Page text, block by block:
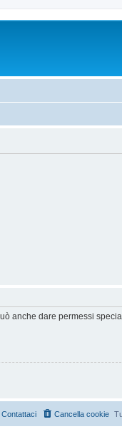
anche dare permessi
Cancella cookie
Contattaci